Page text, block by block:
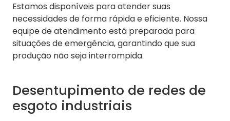
Estamos disponíveis para atender suas
necessidades de forma rápida e eficiente. Nossa
equipe de atendimento está preparada para
situações de emergência, garantindo que sua
produção não seja interrompida.
Desentupimento de redes de
esgoto industriais